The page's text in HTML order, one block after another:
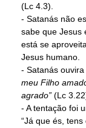
(Lc 4.3).
- Satanás não
sabe que Jesus
está se
Jesus humano.
- Satanás
meu Filho
agrado” (Lc
- A tentação foi
“Já que és,